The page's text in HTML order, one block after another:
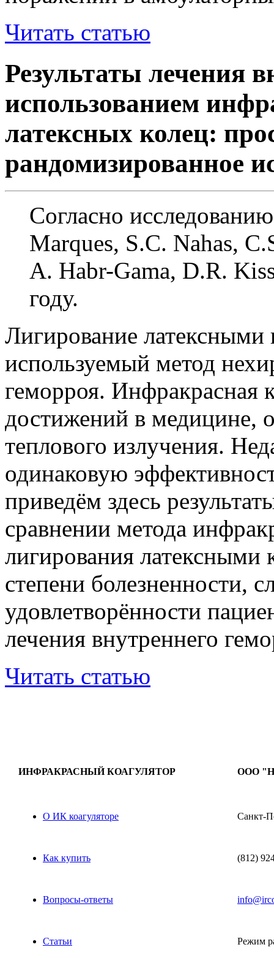
Читать статью
Результаты лечения
использованием
латексных колец:
рандомизированное
Согласно
Marques, S.C. Nahas,
A. Habr-Gama, D.R.
году.
Лигирование
используемый метод
геморроя. Инфракрасная
достижений в медицине,
теплового излучения.
одинаковую
приведём здесь
сравнении метода
лигирования латексными
степени болезненности,
удовлетворённости
лечения внутреннего
Читать статью
ИНФРАКРАСНЫЙ КОАГУЛЯТОР
О ИК коагуляторе
Как купить
Вопросы-ответы
Статьи
ООО
Санкт-
(812)
Режим